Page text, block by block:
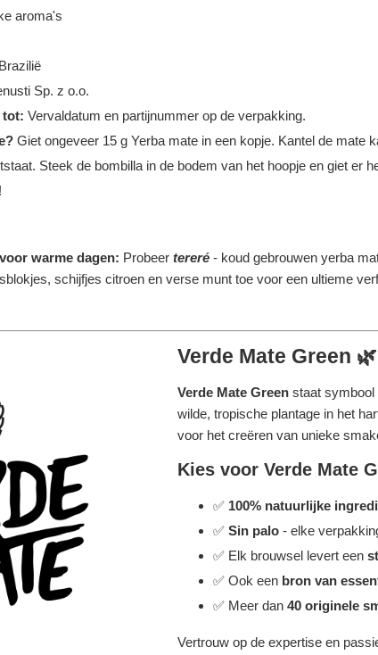
aroma's
Brazilië
Sp. z o.o.
tot: Vervaldatum en partijnummer op de verpakking.
Giet ongeveer 15 g Yerba mate in een kopje. Kantel de mate
Steek de bombilla in de bodem van het hoopje en giet er
warme dagen: Probeer tereré - koud gebrouwen yerba
schijfjes citroen en verse munt toe voor een ultieme
Verde Mate Green 🌿
Verde Mate Green staat symbool
wilde, tropische plantage in het
voor het creëren van unieke
Kies voor Verde Mate
✅ 100% natuurlijke
✅Sin palo - elke
✅ Elk brouwsel levert een
✅ Ook een bron van
✅ Meer dan40 originele
Vertrouw op de expertise en